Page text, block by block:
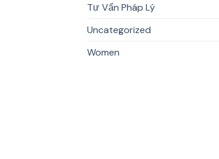
Tư Vấn Pháp Lý
Uncategorized
Women